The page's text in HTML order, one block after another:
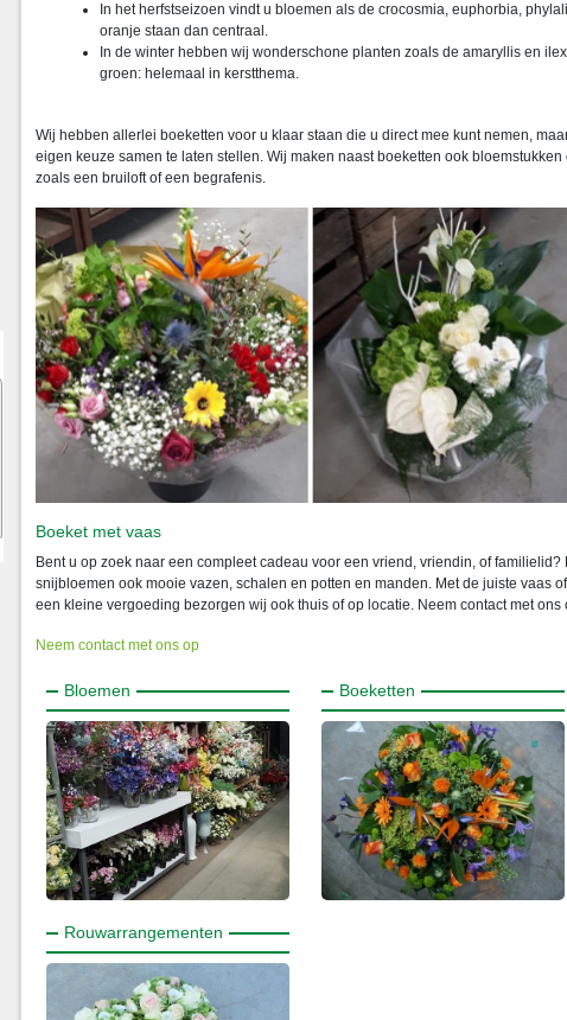
In het herfstseizoen vindt u bloemen als de crocosmia, euphorbia,
oranje staan dan centraal.
In de winter hebben wij wonderschone planten zoals de amaryllis en
groen: helemaal in kerstthema.
Wij hebben allerlei boeketten voor u klaar staan die u direct mee kunt nemen,
eigen keuze samen te laten stellen. Wij maken naast boeketten ook
zoals een bruiloft of een begrafenis.
Boeket met vaas
Bent u op zoek naar een compleet cadeau voor een vriend, vriendin, of
snijbloemen ook mooie vazen, schalen en potten en manden. Met de juiste vaas
een kleine vergoeding bezorgen wij ook thuis of op locatie. Neem contact met ons
Neem contact met ons op
Bloemen Boeketten
Rouwarrangementen